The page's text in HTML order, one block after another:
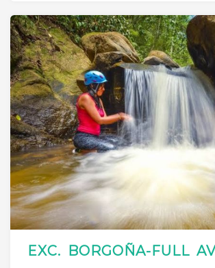
EXC. BORGOÑA-FULL